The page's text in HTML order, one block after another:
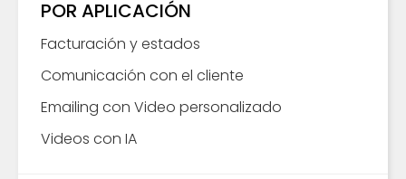
POR APLICACIÓN
Facturación y estados
Comunicación con el cliente
Emailing con Video personalizado
Videos con IA